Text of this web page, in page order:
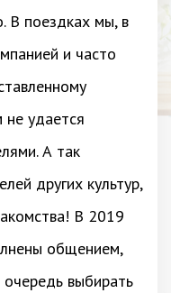
В поездках мы, в
и часто
не удается
А так
других культур,
В 2019
общением,
выбирать